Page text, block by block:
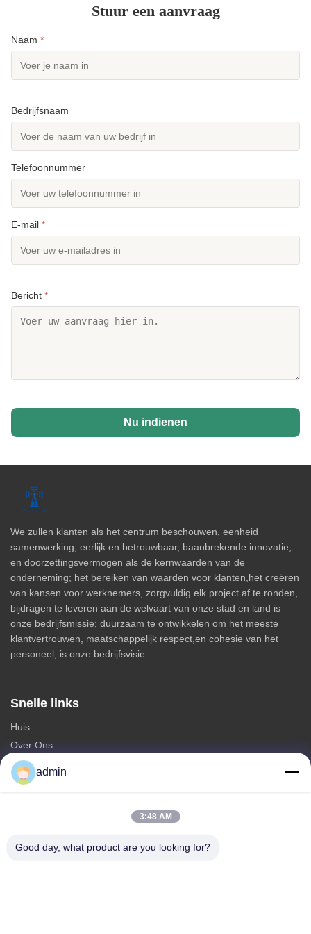
Stuur een aanvraag
Naam *
Bedrijfsnaam
Telefoonnummer
E-mail *
Bericht *
Nu indienen
We zullen klanten als het centrum beschouwen, eenheid
samenwerking, eerlijk en betrouwbaar, baanbrekende innovatie,
en doorzettingsvermogen als de kernwaarden van de
onderneming; het bereiken van waarden voor klanten,het creëren
van kansen voor werknemers, zorgvuldig elk project af te ronden,
bijdragen te leveren aan de welvaart van onze stad en land is
onze bedrijfsmissie; duurzaam te ontwikkelen om het meeste
klantvertrouwen, maatschappelijk respect,en cohesie van het
personeel, is onze bedrijfsvisie.
Snelle links
Huis
Over Ons
producten
Neem contact met ons op
driehoekige antenntoren
admin
3:48 AM
Good day, what product are you looking for?